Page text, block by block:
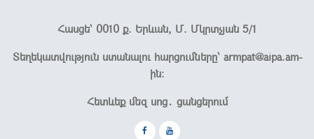
Հասցե՝ 0010 ք. Երևան, Մ. Մկրտչյան 5/1
Տեղեկատվություն ստանալու հարցումները՝ armpat@aipa.am-
ին։
Հետևեք մեզ սոց․ ցանցերում